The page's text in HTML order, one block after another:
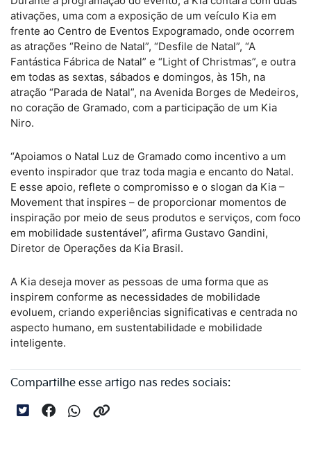
ativações, uma com a exposição de um veículo Kia em
frente ao Centro de Eventos Expogramado, onde ocorrem
as atrações “Reino de Natal”, “Desfile de Natal”, “A
Fantástica Fábrica de Natal” e “Light of Christmas”, e outra
em todas as sextas, sábados e domingos, às 15h, na
atração “Parada de Natal”, na Avenida Borges de Medeiros,
no coração de Gramado, com a participação de um Kia
Niro.
“Apoiamos o Natal Luz de Gramado como incentivo a um
evento inspirador que traz toda magia e encanto do Natal.
E esse apoio, reflete o compromisso e o slogan da Kia –
Movement that inspires – de proporcionar momentos de
inspiração por meio de seus produtos e serviços, com foco
em mobilidade sustentável”, afirma Gustavo Gandini,
Diretor de Operações da Kia Brasil.
A Kia deseja mover as pessoas de uma forma que as
inspirem conforme as necessidades de mobilidade
evoluem, criando experiências significativas e centrada no
aspecto humano, em sustentabilidade e mobilidade
inteligente.
Compartilhe esse artigo nas redes sociais: